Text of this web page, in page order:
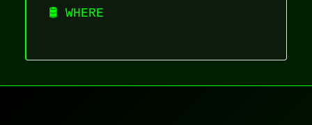
🛢️ WHERE